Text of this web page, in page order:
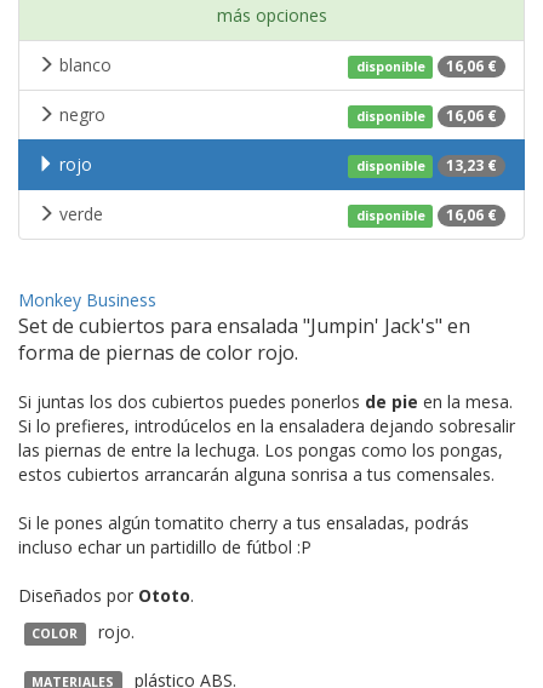
más opciones
disponible 16,06 €
blanco
disponible 16,06 €
negro
disponible 13,23 €
rojo
disponible 16,06 €
verde
Monkey Business
Set de cubiertos para ensalada "Jumpin' Jack's" en
forma de piernas de color rojo.
Si juntas los dos cubiertos puedes ponerlos de pie en la mesa.
Si lo prefieres, introdúcelos en la ensaladera dejando sobresalir
las piernas de entre la lechuga. Los pongas como los pongas,
estos cubiertos arrancarán alguna sonrisa a tus comensales.
Si le pones algún tomatito cherry a tus ensaladas, podrás
incluso echar un partidillo de fútbol :P
Diseñados por Ototo.
COLOR rojo.
MATERIALES plástico ABS.